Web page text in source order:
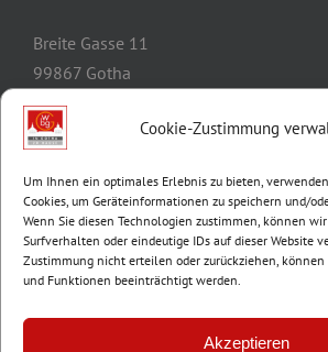
Cookie-Zustimmung
Um Ihnen ein optimales Erlebnis zu bieten,
Cookies, um Geräteinformationen zu speichern und/
Wenn Sie diesen Technologien zustimmen, können
Surfverhalten oder eindeutige IDs auf dieser Website
Zustimmung nicht erteilen oder zurückziehen,
und Funktionen beeinträchtigt werden.
Akzeptieren
Breite Gasse 11
99867 Gotha
Telefon:
E-Mail:
info@wbg-gotha.de